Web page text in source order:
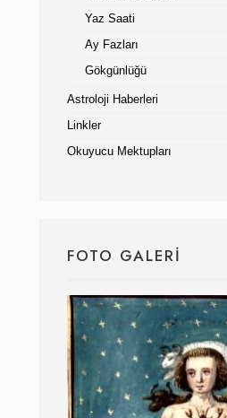
Yaz Saati
Ay Fazları
Gökgünlüğü
Astroloji Haberleri
Linkler
Okuyucu Mektupları
FOTO GALERI